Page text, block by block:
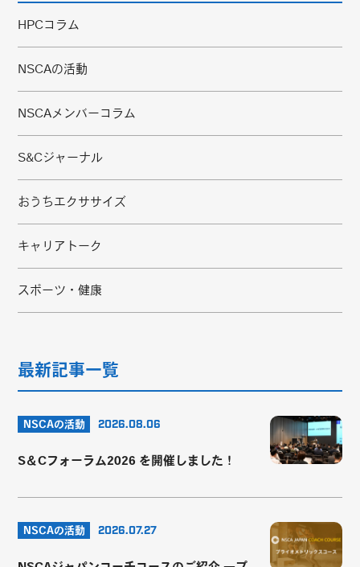
HPCコラム
NSCAの活動
NSCAメンバーコラム
S&Cジャーナル
おうちエクササイズ
キャリアトーク
スポーツ・健康
最新記事一覧
NSCAの活動 2026.08.06
S＆Cフォーラム2026 を開催しました！
NSCAの活動 2026.07.27